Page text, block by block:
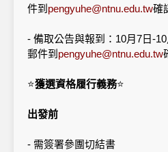
件到 pengyuhe@ntnu.edu.tw確
- 備取公告與報到：10月7日-
郵件到 pengyuhe@ntnu.edu.tw
⭐獲選資格履行義務⭐
出發前
- 需簽署參團切結書